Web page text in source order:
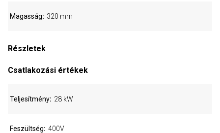
Magasság 320 mm
Részletek
Csatlakozási értékek
Teljesítmény 28 kW
Feszültség 400V